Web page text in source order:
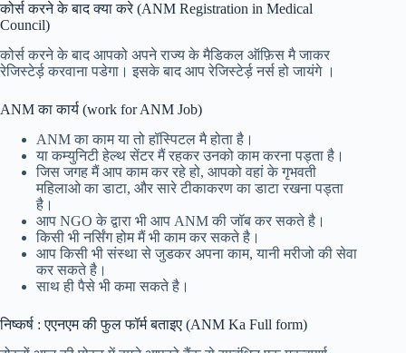
कोर्स करने के बाद क्या करे (ANM Registration in Medical
Council)
कोर्स करने के बाद आपको अपने राज्य के मैडिकल ऑफ़िस मै जाकर
रेजिस्टेर्ड़ करवाना पडेगा। इसके बाद आप रेजिस्टेर्ड़ नर्स हो जायंगे ।
ANM का कार्य (work for ANM Job)
ANM का काम या तो हॉस्पिटल मै होता है।
या कम्युनिटी हेल्थ सेंटर मैं रहकर उनको काम करना पड्ता है।
जिस जगह मैं आप काम कर रहे हो, आपको वहां के गृभवती
महिलाओ का डाटा, और सारे टीकाकरण का डाटा रखना पड्ता
है।
आप NGO के द्वारा भी आप ANM की जॉब कर सकते है।
किसी भी नर्सिंग होम मैं भी काम कर सकते है।
आप किसी भी संस्था से जुडकर अपना काम, यानी मरीजो की सेवा
कर सकते है।
साथ ही पैसे भी कमा सकते है।
निष्कर्ष : एएनएम की फुल फॉर्म बताइए (ANM Ka Full form)